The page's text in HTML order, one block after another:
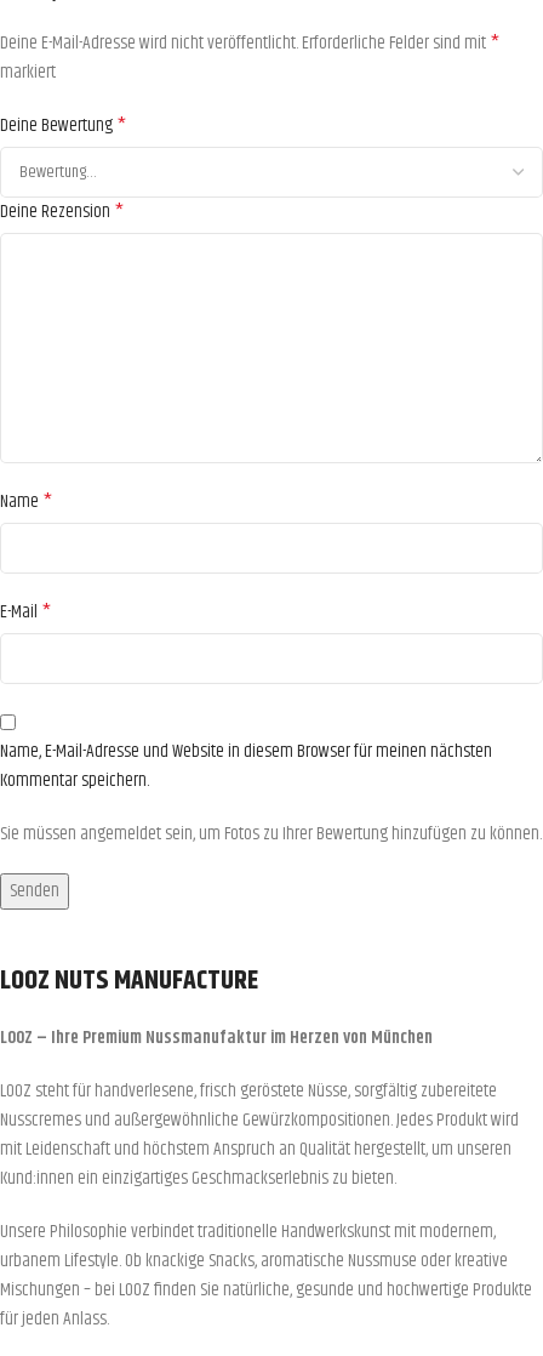
Deine E-Mail-Adresse wird nicht veröffentlicht.Erforderliche Felder sind mit*
markiert
Deine Bewertung*
Deine Rezension *
Name *
E-Mail *
Name, E-Mail-Adresse und Website in diesem Browser für meinen nächsten
Kommentar speichern.
Sie müssen angemeldet sein, um Fotos zu Ihrer Bewertung hinzufügen zu können.
LOOZ NUTS MANUFACTURE
LOOZ – Ihre Premium Nussmanufaktur im Herzen von München
LOOZ steht für handverlesene, frisch geröstete Nüsse, sorgfältig zubereitete
Nusscremes und außergewöhnliche Gewürzkompositionen. Jedes Produkt wird
mit Leidenschaft und höchstem Anspruch an Qualität hergestellt, um unseren
Kund:innen ein einzigartiges Geschmackserlebnis zu bieten.
Unsere Philosophie verbindet traditionelle Handwerkskunst mit modernem,
urbanem Lifestyle. Ob knackige Snacks, aromatische Nussmuse oder kreative
Mischungen – bei LOOZ finden Sie natürliche, gesunde und hochwertige Produkte
für jeden Anlass.